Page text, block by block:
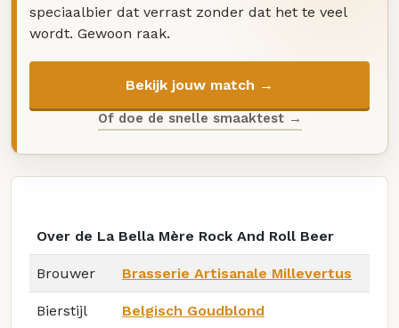
speciaalbier dat verrast zonder dat het te veel
wordt. Gewoon raak.
Bekijk jouw match →
Of doe de snelle smaaktest →
Over de La Bella Mère Rock And Roll Beer
Brouwer Brasserie Artisanale Millevertus
Bierstijl Belgisch Goudblond